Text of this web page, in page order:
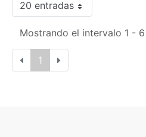
20 entradas
Mostrando el intervalo 1 -
1